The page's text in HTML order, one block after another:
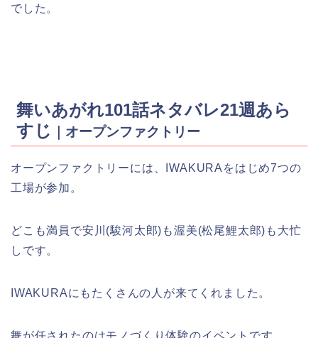
でした。
舞いあがれ101話ネタバレ21週あら
すじ
｜オープンファクトリー
オープンファクトリーには、IWAKURAをはじめ7つの
工場が参加。
どこも満員で安川(駿河太郎)も渥美(松尾鯉太郎)も大忙
しです。
IWAKURAにもたくさんの人が来てくれました。
舞が任されたのはモノづくり体験のイベントです。